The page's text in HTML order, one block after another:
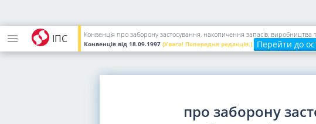
ІПС Конвенція про заборону застосування, накопичення запасів, виробництва
Конвенція від 18.09.1997 (Увага! Попередня редакція.) Перейти до
про заборону